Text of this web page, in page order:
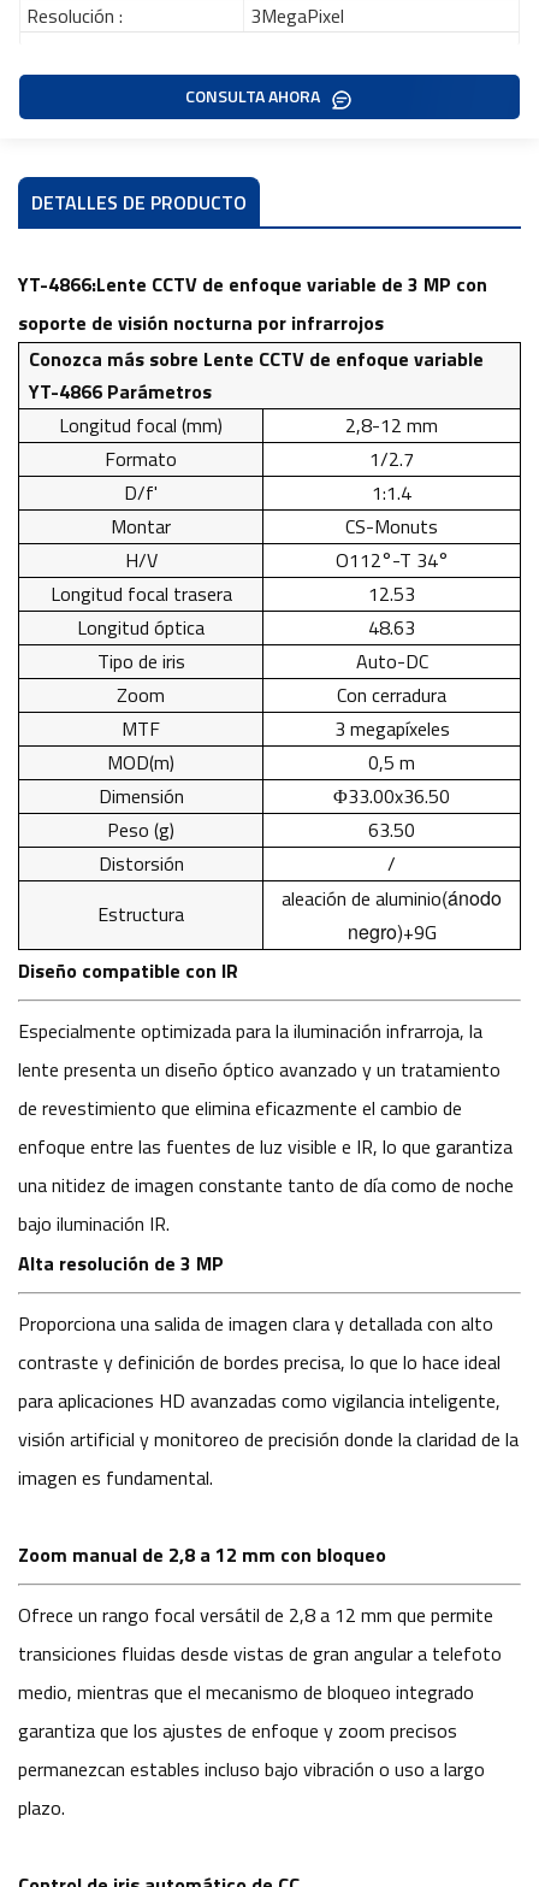
Resolución :
3MegaPixel
CONSULTA AHORA
DETALLES DE PRODUCTO
YT-4866:Lente CCTV de enfoque variable de 3 MP con
soporte de visión nocturna por infrarrojos
Conozca más sobre Lente CCTV de enfoque variable
YT-4866 Parámetros
Longitud focal (mm)
2,8-12 mm
Formato
1/2.7
D/f'
1:1.4
Montar
CS-Monuts
H/V
O112°-T 34°
Longitud focal trasera
12.53
Longitud óptica
48.63
Tipo de iris
Auto-DC
Zoom
Con cerradura
MTF
3 megapíxeles
MOD(m)
0,5 m
Dimensión
Φ33.00x36.50
Peso (g)
63.50
Distorsión
/
Estructura
aleación de aluminio(ánodo
negro)+9G
Diseño compatible con IR
Especialmente optimizada para la iluminación infrarroja, la
lente presenta un diseño óptico avanzado y un tratamiento
de revestimiento que elimina eficazmente el cambio de
enfoque entre las fuentes de luz visible e IR, lo que garantiza
una nitidez de imagen constante tanto de día como de noche
bajo iluminación IR.
Alta resolución de 3 MP
Proporciona una salida de imagen clara y detallada con alto
contraste y definición de bordes precisa, lo que lo hace ideal
para aplicaciones HD avanzadas como vigilancia inteligente,
visión artificial y monitoreo de precisión donde la claridad de la
imagen es fundamental.
Zoom manual de 2,8 a 12 mm con bloqueo
Ofrece un rango focal versátil de 2,8 a 12 mm que permite
transiciones fluidas desde vistas de gran angular a telefoto
medio, mientras que el mecanismo de bloqueo integrado
garantiza que los ajustes de enfoque y zoom precisos
permanezcan estables incluso bajo vibración o uso a largo
plazo.